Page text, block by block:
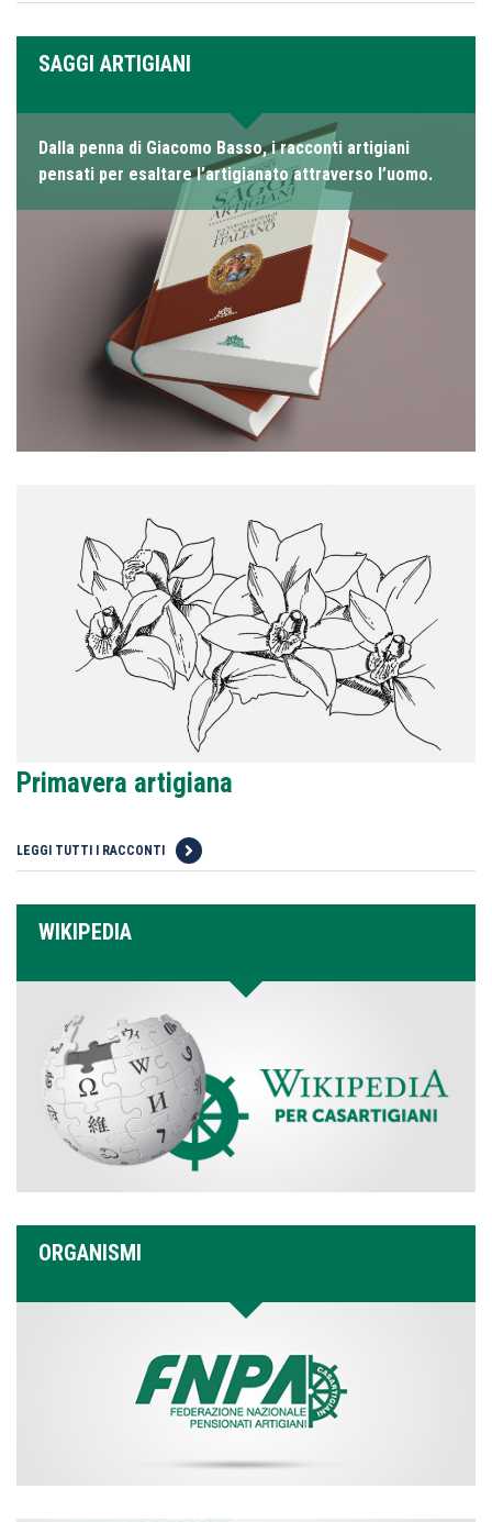
SAGGI ARTIGIANI
Dalla penna di Giacomo Basso, i racconti artigiani
pensati per esaltare l’artigianato attraverso l’uomo.
Primavera artigiana
LEGGI TUTTI I RACCONTI
WIKIPEDIA
ORGANISMI